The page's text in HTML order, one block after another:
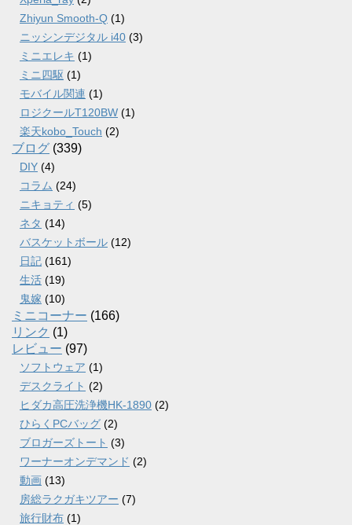
Zhiyun Smooth-Q (1)
ニッシンデジタル i40 (3)
ミニエレキ (1)
ミニ四駆 (1)
モバイル関連 (1)
ロジクールT120BW (1)
楽天kobo_Touch (2)
ブログ (339)
DIY (4)
コラム (24)
ニキョティ (5)
ネタ (14)
バスケットボール (12)
日記 (161)
生活 (19)
鬼嫁 (10)
ミニコーナー (166)
リンク (1)
レビュー (97)
ソフトウェア (1)
デスクライト (2)
ヒダカ高圧洗浄機HK-1890 (2)
ひらくPCバッグ (2)
ブロガーズトート (3)
ワーナーオンデマンド (2)
動画 (13)
房総ラクガキツアー (7)
旅行財布 (1)